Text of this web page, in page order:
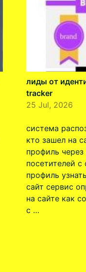
лиды от
tracker
25 Jul, 2026
система
кто зашел на
профиль через
посетителей
профиль
сайт сервис
на сайте как
с …